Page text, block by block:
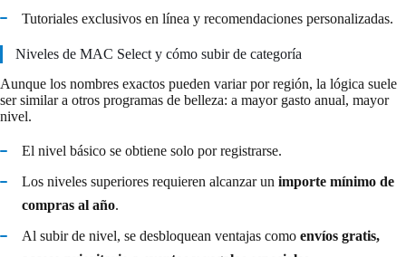
Tutoriales exclusivos en línea y recomendaciones personalizadas.
Niveles de MAC Select y cómo subir de categoría
Aunque los nombres exactos pueden variar por región, la lógica suele
ser similar a otros programas de belleza: a mayor gasto anual, mayor
nivel.
El nivel básico se obtiene solo por registrarse.
Los niveles superiores requieren alcanzar un importe mínimo de
compras al año.
Al subir de nivel, se desbloquean ventajas como envíos gratis,